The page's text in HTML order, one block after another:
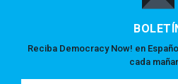
Reciba Democracy Now! en
cada